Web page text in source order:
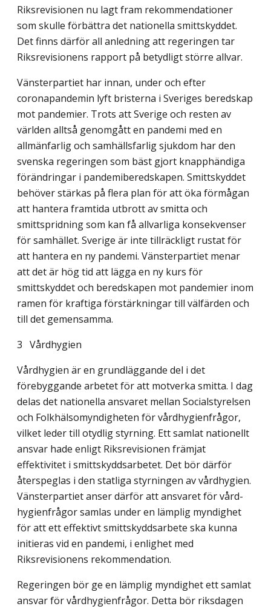
Riksrevisionen nu lagt fram rekommendationer
som skulle förbättra det nationella smittskyddet.
Det finns därför all anledning att regeringen tar
Riksrevisionens rapport på betydligt större allvar.
Vänsterpartiet har innan, under och efter
coronapandemin lyft bristerna i Sveriges beredskap
mot pandemier. Trots att Sverige och resten av
världen alltså genomgått en pandemi med en
allmänfarlig och samhällsfarlig sjukdom har den
svenska regeringen som bäst gjort knapphändiga
förändringar i pandemiberedskapen. Smittskyddet
behöver stärkas på flera plan för att öka förmågan
att hantera framtida utbrott av smitta och
smittspridning som kan få allvarliga konsekvenser
för samhället. Sverige är inte tillräckligt rustat för
att hantera en ny pandemi. Vänsterpartiet menar
att det är hög tid att lägga en ny kurs för
smittskyddet och beredskapen mot pandemier inom
ramen för kraftiga förstärkningar till välfärden och
till det gemensamma.
3 Vårdhygien
Vårdhygien är en grundläggande del i det
förebyggande arbetet för att motverka smitta. I dag
delas det nationella ansvaret mellan Socialstyrelsen
och Folkhälsomyndigheten för vårdhygienfrågor,
vilket leder till otydlig styrning. Ett samlat nationellt
ansvar hade enligt Riksrevisionen främjat
effektivitet i smittskyddsarbetet. Det bör därför
återspeglas i den statliga styrningen av vårdhygien.
Vänsterpartiet anser därför att ansvaret för vård­
hygienfrågor samlas under en lämplig myndighet
för att ett effektivt smittskyddsarbete ska kunna
initieras vid en pandemi, i enlighet med
Riksrevisionens rekommendation.
Regeringen bör ge en lämplig myndighet ett samlat
ansvar för vårdhygienfrågor. Detta bör riksdagen